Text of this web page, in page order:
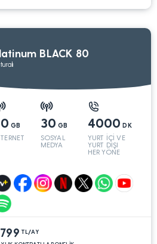
BLACK 80
GB 30 GB
SOSYAL
MEDYA
4000 DK
YURT İÇİ VE
YURT DIŞI
HER YÖNE
TL/AY